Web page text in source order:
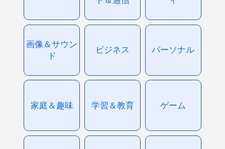
画像＆サウン
ド
ビジネス パーソナル
家庭＆趣味 学習＆教育 ゲーム